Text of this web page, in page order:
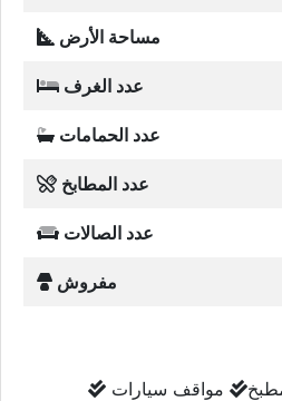
مساحة الأرض
عدد الغرف
عدد الحمامات
عدد المطابخ
عدد الصالات
مفروش
مواقف سيارات